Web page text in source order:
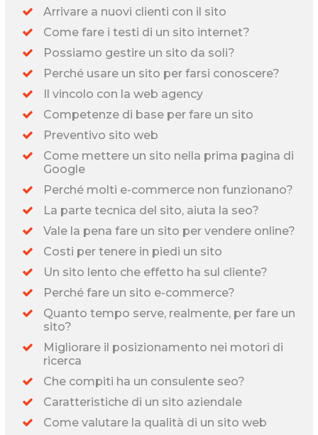
Arrivare a nuovi clienti con il sito
Come fare i testi di un sito internet?
Possiamo gestire un sito da soli?
Perché usare un sito per farsi conoscere?
Il vincolo con la web agency
Competenze di base per fare un sito
Preventivo sito web
Come mettere un sito nella prima pagina di
Google
Perché molti e-commerce non funzionano?
La parte tecnica del sito, aiuta la seo?
Vale la pena fare un sito per vendere online?
Costi per tenere in piedi un sito
Un sito lento che effetto ha sul cliente?
Perché fare un sito e-commerce?
Quanto tempo serve, realmente, per fare un
sito?
Migliorare il posizionamento nei motori di
ricerca
Che compiti ha un consulente seo?
Caratteristiche di un sito aziendale
Come valutare la qualità di un sito web